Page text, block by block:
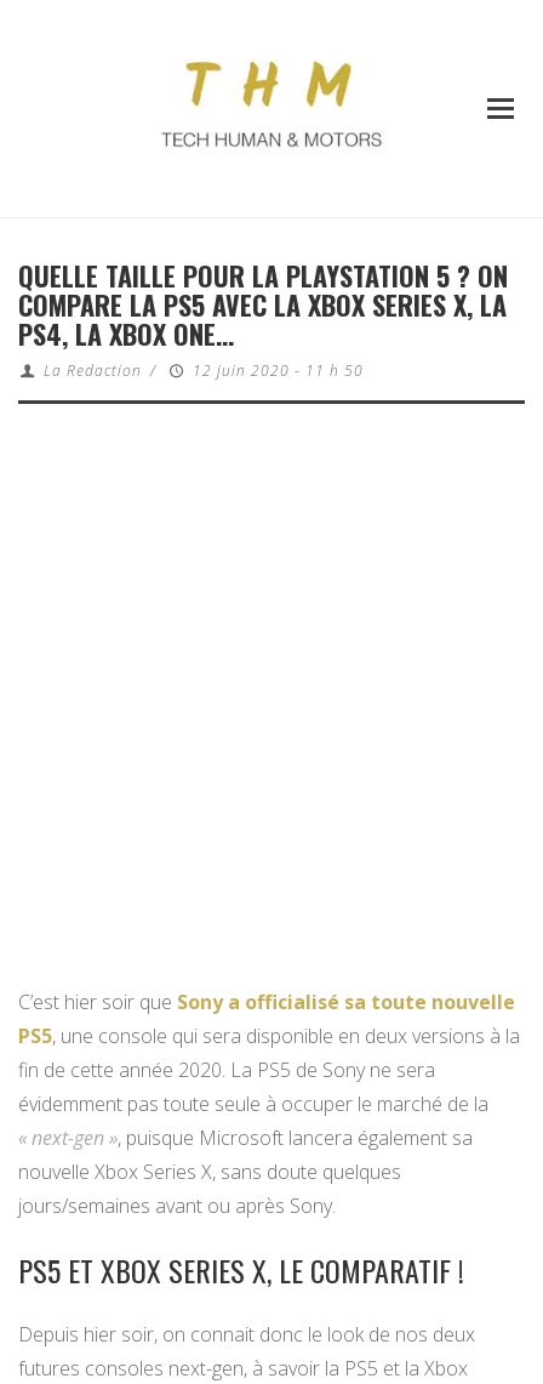
QUELLE TAILLE POUR LA PLAYSTATION 5 ? ON
COMPARE LA PS5 AVEC LA XBOX SERIES X, LA
PS4, LA XBOX ONE…
La Redaction / 12 juin 2020 - 11 h 50
C’est hier soir que Sony a officialisé sa toute nouvelle
PS5, une console qui sera disponible en deux versions à la
fin de cette année 2020. La PS5 de Sony ne sera
évidemment pas toute seule à occuper le marché de la
« next-gen », puisque Microsoft lancera également sa
nouvelle Xbox Series X, sans doute quelques
jours/semaines avant ou après Sony.
PS5 ET XBOX SERIES X, LE COMPARATIF !
Depuis hier soir, on connait donc le look de nos deux
futures consoles next-gen, à savoir la PS5 et la Xbox